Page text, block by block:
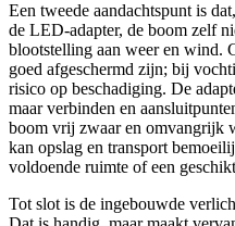
Een tweede aandachtspunt is
de LED-adapter, de boom zelf
blootstelling aan weer en wind.
goed afgeschermd zijn; bij
risico op beschadiging. De
maar verbinden en
boom vrij zwaar en omvangrijk
kan opslag en transport
voldoende ruimte of een
Tot slot is de ingebouwde